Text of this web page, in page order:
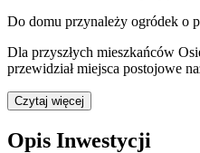
Do domu przynależy ogródek o
Dla przyszłych mieszkańców
przewidziałmiejsca postojowe
Czytaj więcej
Opis Inwestycji